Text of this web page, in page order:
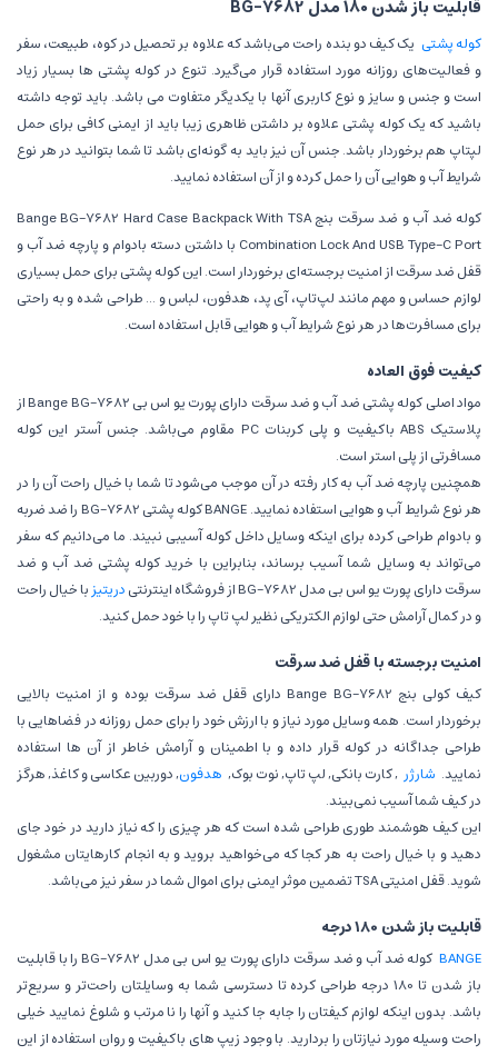
قابلیت باز شدن 180 مدل BG-7682
کوله پشتی یک کیف دو بنده راحت می‌باشد که علاوه بر تحصیل در کوه، طبیعت، سفر
و فعالیت‌های روزانه مورد استفاده قرار می‌گیرد. تنوع در کوله پشتی ها بسیار زیاد
است و جنس و سایز و نوع کاربری آنها با یکدیگر متفاوت می باشد. باید توجه داشته
باشید که یک کوله پشتی علاوه بر داشتن ظاهری زیبا باید از ایمنی کافی برای حمل
لپ‎تاپ هم برخوردار باشد. جنس آن نیز باید به گونه‌ای باشد تا شما بتوانید در هر نوع
شرایط آب و هوایی آن را حمل کرده و از آن استفاده نمایید.
کوله ضد آب و ضد سرقت بنج Bange BG-7682 Hard Case Backpack With TSA
Combination Lock And USB Type-C Port با داشتن دسته بادوام و پارچه ضد آب و
قفل ضد سرقت از امنیت برجسته‌ای برخوردار است. این کوله پشتی برای حمل بسیاری
لوازم حساس و مهم مانند لپ‌تاپ، آی پد، هدفون، لباس و ... طراحی شده و به راحتی
برای مسافرت‌ها در هر نوع شرایط آب و هوایی قابل استفاده است.
کیفیت فوق العاده
مواد اصلی کوله پشتی ضد آب و ضد سرقت دارای پورت یو اس بی Bange BG-7682 از
پلاستیک ABS باکیفیت و پلی کربنات PC مقاوم می‌باشد. جنس آستر این کوله
مسافرتی از پلی استر است.
همچنین پارچه ضد آب به کار رفته در آن موجب می‌شود تا شما با خیال راحت آن را در
هر نوع شرایط آب و هوایی استفاده نمایید. BANGE کوله پشتی BG-7682 را ضد ضربه
و بادوام طراحی کرده برای اینکه وسایل داخل کوله آسیبی نبیند. ما می‌دانیم که سفر
می‌تواند به وسایل شما آسیب برساند، بنابراین با خرید کوله پشتی ضد آب و ضد
سرقت دارای پورت یو اس بی مدل BG-7682 از فروشگاه اینترنتی
دریتیزبا خیال راحت
و در کمال آرامش حتی لوازم الکتریکی نظیر لپ تاپ را با خود حمل کنید.
امنیت برجسته با قفل ضد سرقت
کیف کولی بنج Bange BG-7682 دارای قفل ضد سرقت بوده و از امنیت بالایی
برخوردار است. همه وسایل مورد نیاز و با ارزش خود را برای حمل روزانه در فضاهایی با
طراحی جداگانه در کوله قرار داده و با اطمینان و آرامش خاطر از آن ها استفاده
نمایید. شارژر , کارت بانکی, لپ تاپ, نوت بوک, هدفون, دوربین عکاسی و کاغذ, هرگز
در کیف شما آسیب نمی‌بیند.
این کیف هوشمند طوری طراحی شده است که هر چیزی را که نیاز دارید در خود جای
دهید و با خیال راحت به هر کجا که می‌خواهید بروید و به انجام کارهایتان مشغول
شوید. قفل امنیتی TSA تضمین موثر ایمنی برای اموال شما در سفر نیز می‌باشد.
قابلیت باز شدن 180 درجه
BANGE
کوله ضد آب و ضد سرقت دارای پورت یو اس بی مدل BG-7682 را با قابلیت
باز شدن تا 180 درجه طراحی کرده تا دسترسی شما به وسایلتان راحت‌تر و سریع‌تر
باشد. بدون اینکه لوازم کیفتان را جابه جا کنید و آنها را نا مرتب و شلوغ نمایید خیلی
راحت وسیله مورد نیازتان را بردارید. با وجود زیپ های باکیفیت و روان استفاده از این